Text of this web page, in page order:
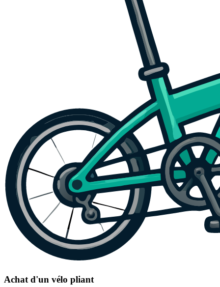
Achat d'un vélo pliant